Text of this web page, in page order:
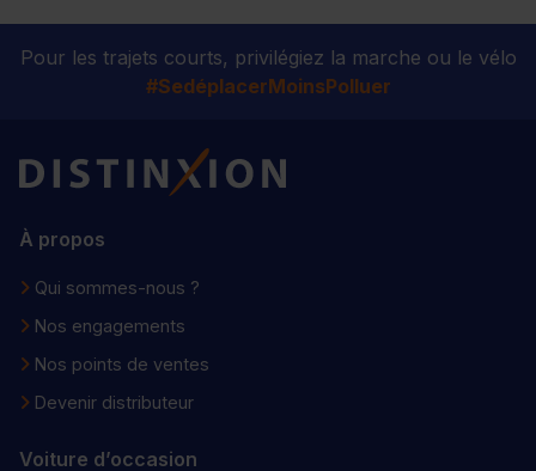
Pour les trajets courts, privilégiez la marche ou le vélo
#SedéplacerMoinsPolluer
Distinxion
À propos
Qui sommes-nous ?
Nos engagements
Nos points de ventes
Devenir distributeur
Voiture d’occasion